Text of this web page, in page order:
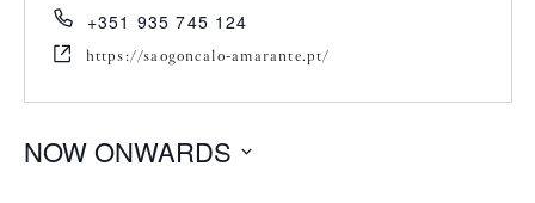
+351 935 745 124
https://saogoncalo-amarante.pt/
NOW ONWARDS